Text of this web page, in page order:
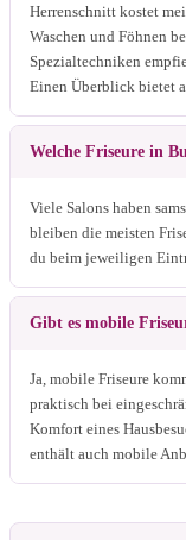
Herrenschnitt kostet
Waschen und Föhnen
Spezialtechniken
Einen Überblick bietet
Welche Friseure in
Viele Salons haben
bleiben die meisten
du beim jeweiligen
Gibt es mobile
Ja, mobile Friseure
praktisch bei
Komfort eines
enthält auch mobile